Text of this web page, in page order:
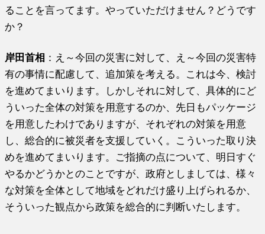
ることを言ってます。やっていただけません？どうです
か？
岸田首相 ：え～今回の災害に対して、え～今回の災害特
有の事情に配慮して、追加策を考える。これは今、検討
を進めてまいります。しかしそれに対して、具体的にど
ういった全体の対策を用意するのか、先日もパッケージ
を用意したわけでありますが、それぞれの対策を用意
し、総合的に被災者を支援していく。こういった取り決
めを進めてまいります。ご指摘の点について、明日すぐ
やるかどうかとのことですが、政府としましては、様々
な対策を全体として地域をどれだけ盛り上げられるか、
そういった観点から政策を総合的に判断いたします。